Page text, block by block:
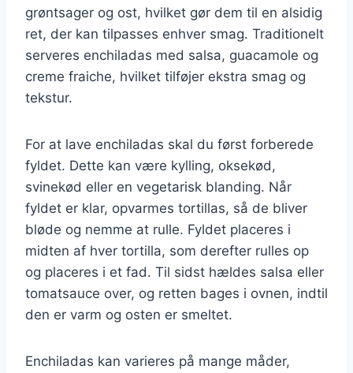
grøntsager og ost, hvilket gør dem til en alsidig
ret, der kan tilpasses enhver smag. Traditionelt
serveres enchiladas med salsa, guacamole og
creme fraiche, hvilket tilføjer ekstra smag og
tekstur.
For at lave enchiladas skal du først forberede
fyldet. Dette kan være kylling, oksekød,
svinekød eller en vegetarisk blanding. Når
fyldet er klar, opvarmes tortillas, så de bliver
bløde og nemme at rulle. Fyldet placeres i
midten af hver tortilla, som derefter rulles op
og placeres i et fad. Til sidst hældes salsa eller
tomatsauce over, og retten bages i ovnen, indtil
den er varm og osten er smeltet.
Enchiladas kan varieres på mange måder,